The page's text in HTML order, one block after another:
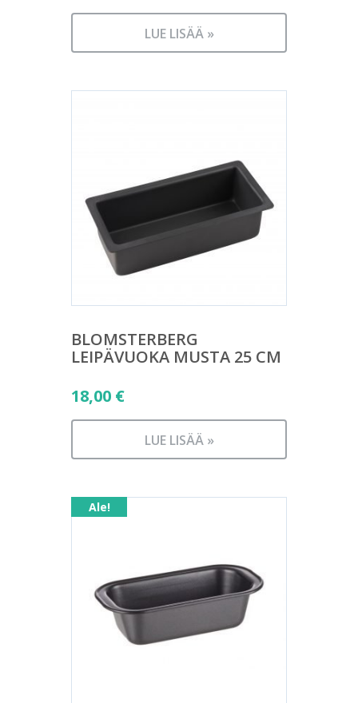
LUE LISÄÄ »
BLOMSTERBERG
LEIPÄVUOKA MUSTA 25 CM
18,00 €
LUE LISÄÄ »
Ale!